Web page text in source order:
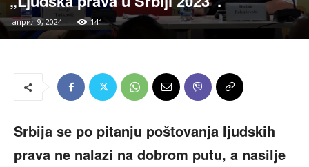
април 9, 2024 141
Srbija se po pitanju poštovanja ljudskih
prava ne nalazi na dobrom putu, a nasilje